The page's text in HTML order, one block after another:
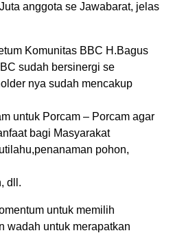
anggota se Jawabarat, jelas
Komunitas BBC H.Bagus
sudah bersinergi se
nya sudah mencakup
untuk Porcam – Porcam agar
bagi Masyarakat
pohon,
dll.
untuk memilih
wadah untuk merapatkan